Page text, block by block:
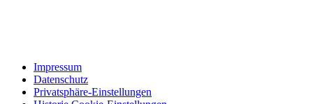
Impressum
Datenschutz
Privatsphäre-Einstellungen